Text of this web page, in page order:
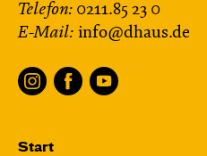
Telefon: 0211.85 23 0
E-Mail: info@dhaus.de
Start